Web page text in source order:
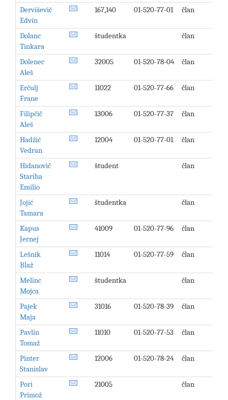
Dervišević
Edvin
167,140 01-520-77-01 član
Dolanc
Tinkara
študentka član
Dolenec
Aleš
32005 01-520-78-04 član
Erčulj
Frane
11022 01-520-77-66 član
Filipčič
Aleš
13006 01-520-77-37 član
Hadžić
Vedran
12004 01-520-77-01 član
Hidanovič
Stariha
Emilio
študent član
Jojić
Tamara
študentka član
Kapus
Jernej
41009 01-520-77-96 član
Lešnik
Blaž
11014 01-520-77-59 član
Melinc
Mojca
študentka član
Pajek
Maja
31016 01-520-78-39 član
Pavlin
Tomaž
11010 01-520-77-53 član
Pinter
Stanislav
12006 01-520-78-24 član
Pori
Primož
21005 član